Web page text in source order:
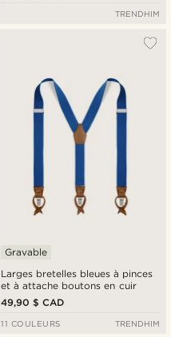
TRENDHIM
Larges bretelles bleues à pinces
et à attache boutons en cuir
Gravable
49,90 $ CAD
11 COULEURS TRENDHIM